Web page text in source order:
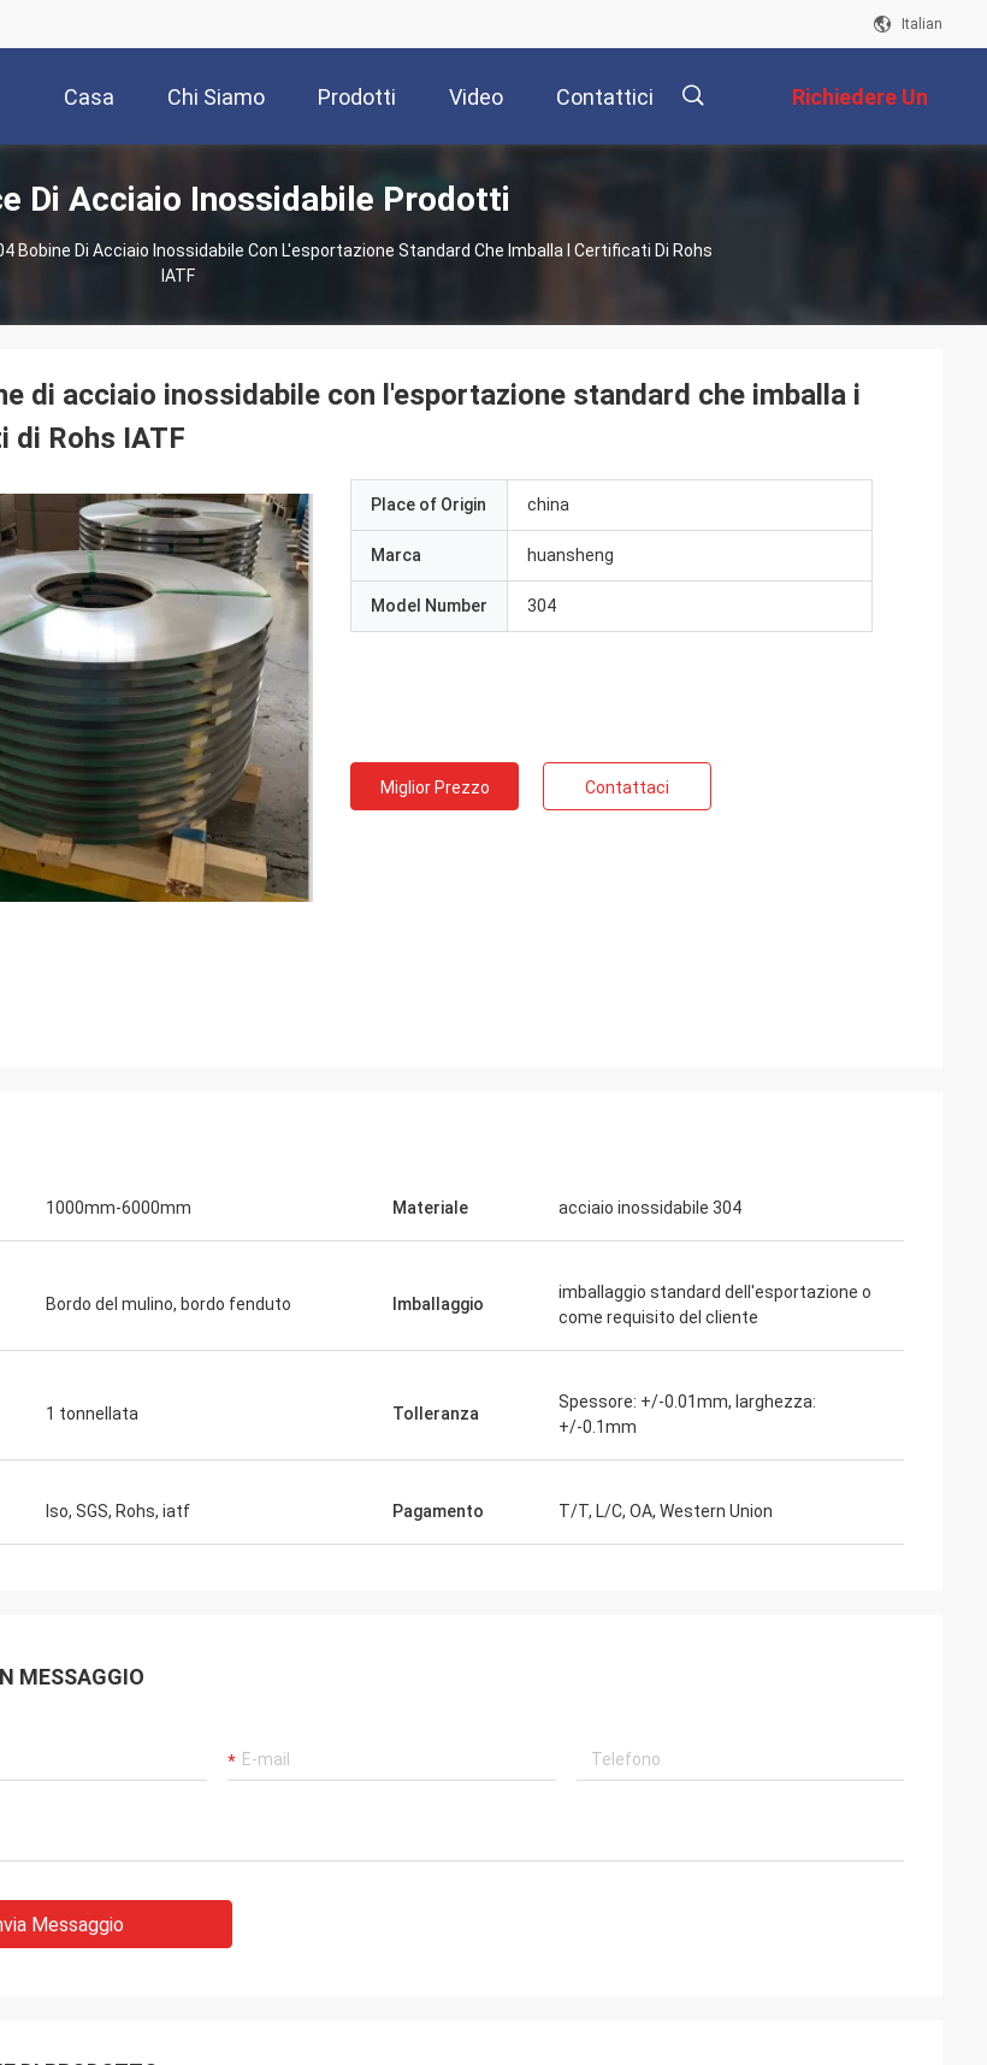
Italian
Casa Chi Siamo Prodotti Video Contattici Richiedere Un
Preventivo
Di Acciaio Inossidabile Prodotti
Bobine Di Acciaio Inossidabile Con L'esportazione Standard Che Imballa I Certificati Di Rohs
IATF
di acciaio inossidabile con l'esportazione standard che imballa i
Rohs IATF
Place of Origin china
Marca huansheng
Model Number 304
Miglior Prezzo Contattaci
1000mm-6000mm Materiale acciaio inossidabile 304
Bordo del mulino, bordo fenduto Imballaggio
imballaggio standard dell'esportazione o
come requisito del cliente
1 tonnellata Tolleranza
Spessore: +/-0.01mm, larghezza:
+/-0.1mm
Iso, SGS, Rohs, iatf Pagamento T/T, L/C, OA, Western Union
MESSAGGIO
Messaggio